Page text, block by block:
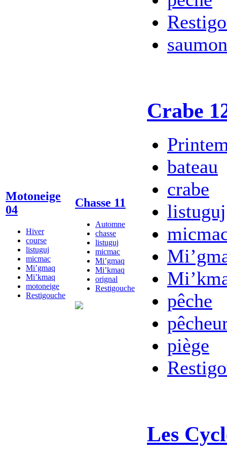
saumon
Motoneige
04
Hiver
course
listuguj
micmac
Mi’gmaq
Mi’kmaq
motoneige
Restigouche
Chasse 11
Automne
chasse
listuguj
micmac
Mi’gmaq
Mi’kmaq
orignal
Restigouche
Crabe
bateau
crabe
listuguj
pêche
piège
Les